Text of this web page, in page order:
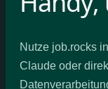
Nutze job.rocks
Claude oder